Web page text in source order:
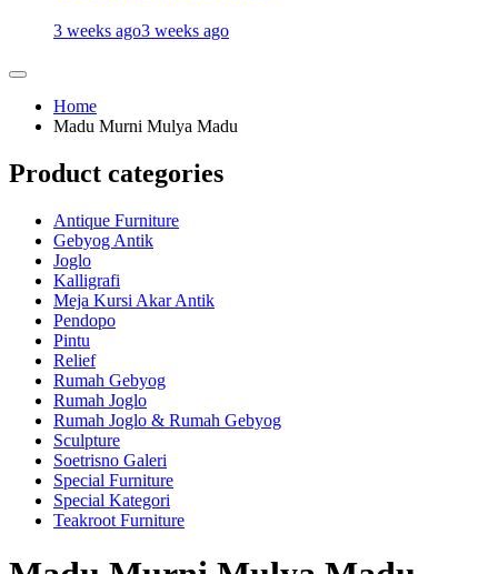
3 weeks ago3 weeks ago
Home
Madu Murni Mulya Madu
Product categories
Antique Furniture
Gebyog Antik
Joglo
Kalligrafi
Meja Kursi Akar Antik
Pendopo
Pintu
Relief
Rumah Gebyog
Rumah Joglo
Rumah Joglo & Rumah Gebyog
Sculpture
Soetrisno Galeri
Special Furniture
Special Kategori
Teakroot Furniture